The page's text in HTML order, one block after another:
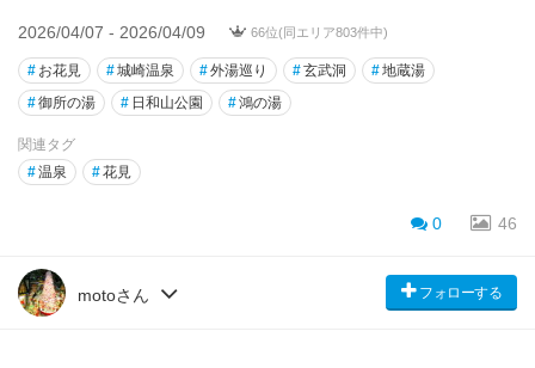
2026/04/07 - 2026/04/09 66位(同エリア803件中)
# お花見 #城崎温泉 #外湯巡り #玄武洞 #地蔵湯
#御所の湯 # 日和山公園 #鴻の湯
関連タグ
#温泉 #花見
0 46
motoさん フォローする